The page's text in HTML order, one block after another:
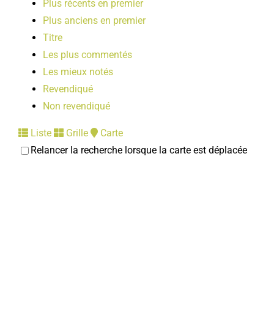
PUBLICATIONS
Plus récents en premier
Plus anciens en premier
Titre
Les plus commentés
Les mieux notés
Revendiqué
Non revendiqué
Liste Grille
Carte
Relancer la recherche lorsque la carte est déplacée